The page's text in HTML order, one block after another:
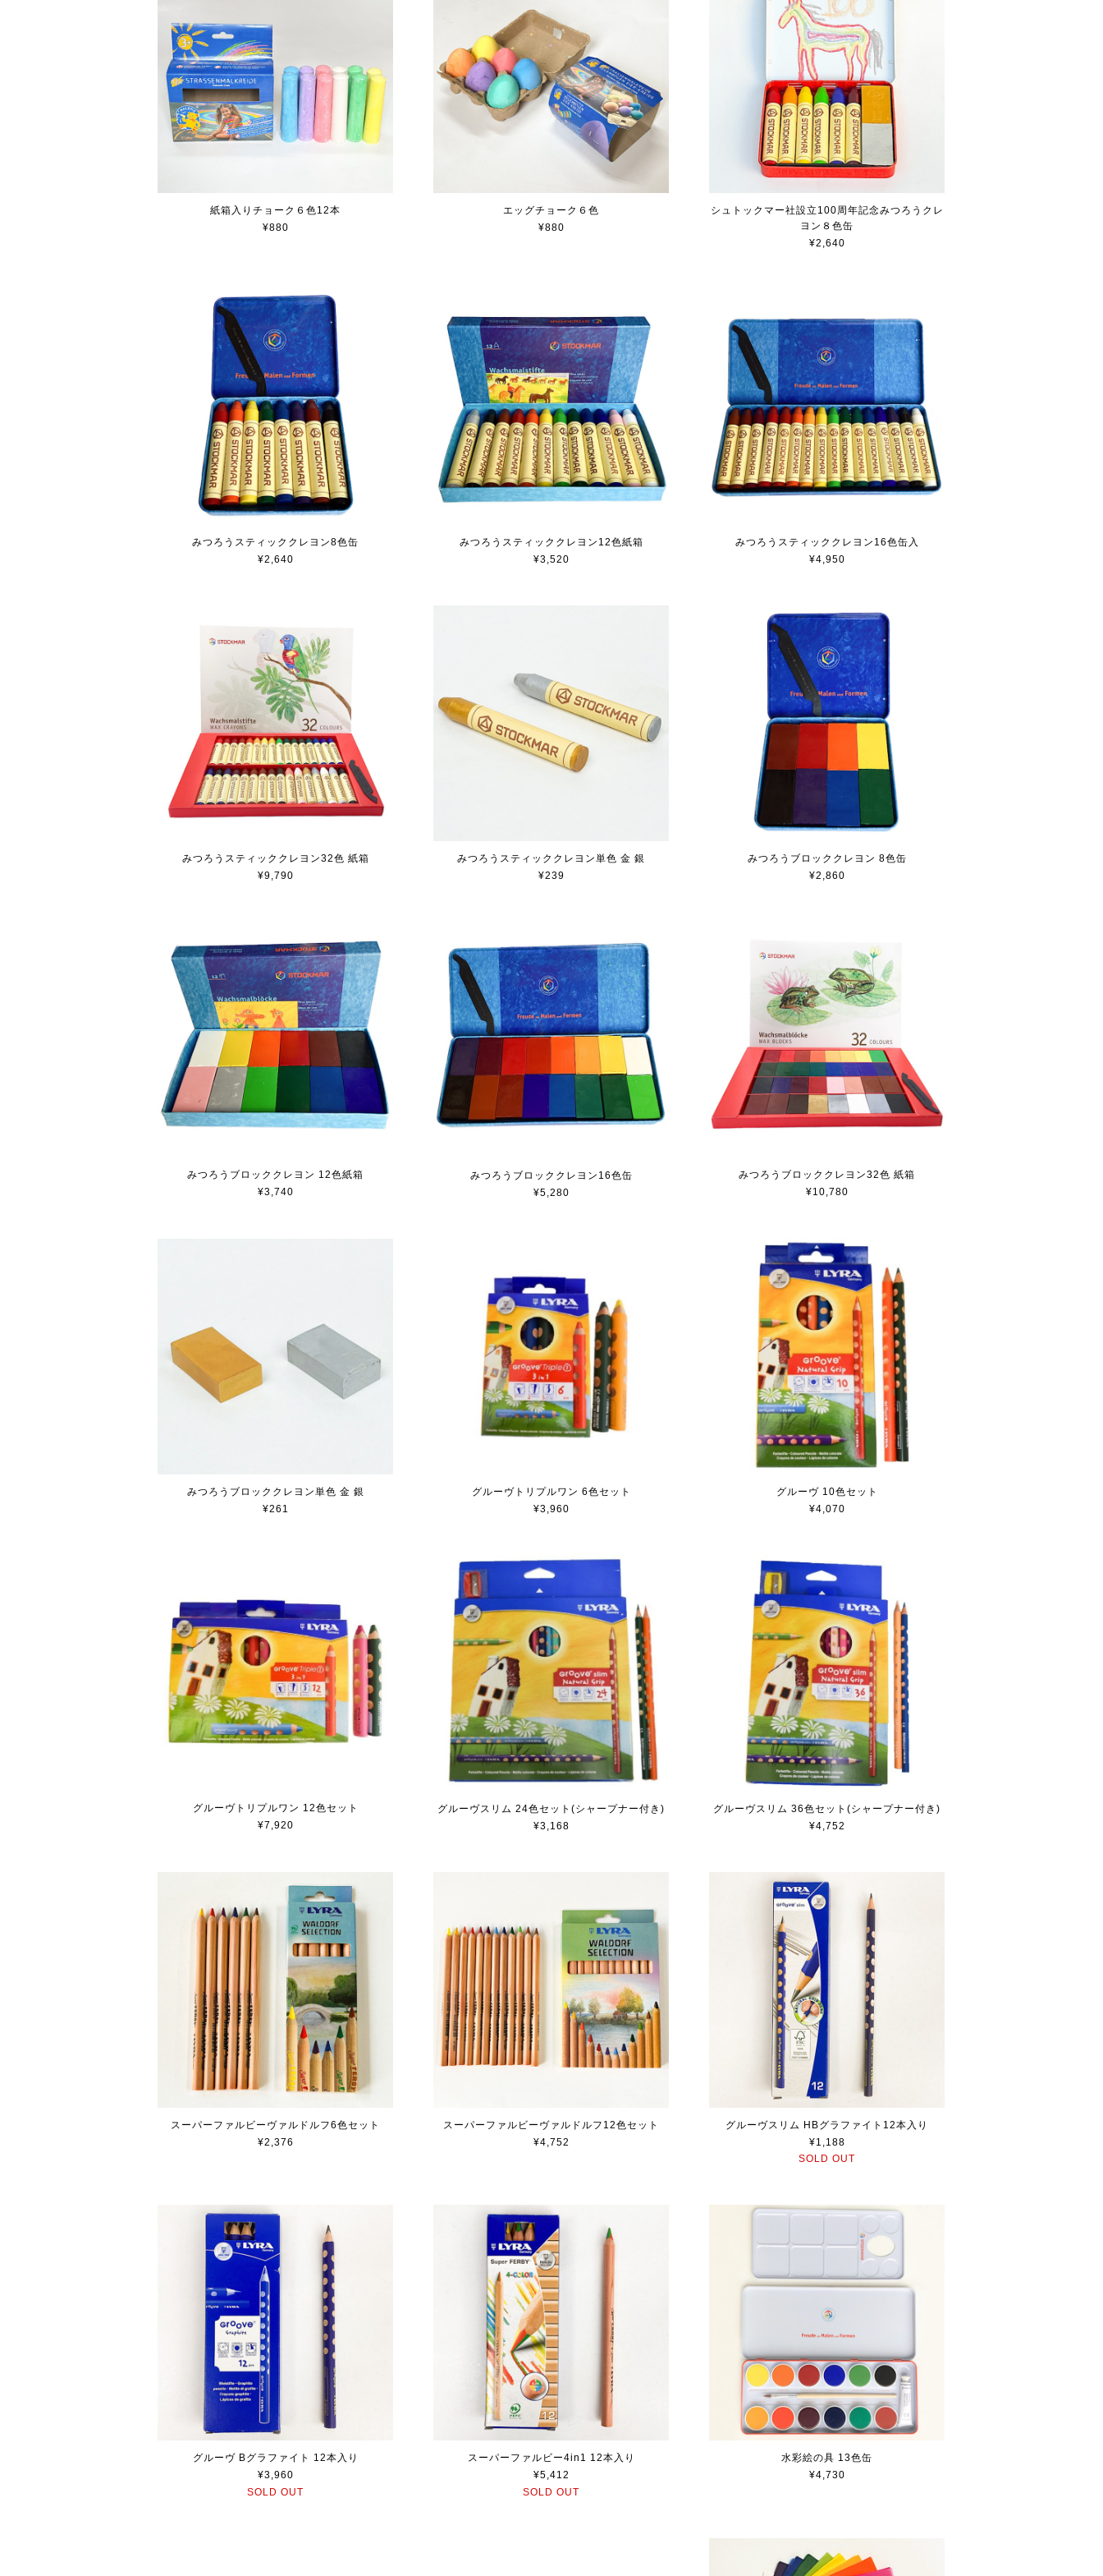
紙箱入りチョーク６色12本
¥880
エッグチョーク６色
¥880
シュトックマー社設立100周年記念みつろうクレ
ヨン８色缶
¥2,640
みつろうスティッククレヨン8色缶
¥2,640
みつろうスティッククレヨン12色紙箱
¥3,520
みつろうスティッククレヨン16色缶入
¥4,950
みつろうスティッククレヨン32色 紙箱
¥9,790
みつろうスティッククレヨン単色 金 銀
¥239
みつろうブロッククレヨン 8色缶
¥2,860
みつろうブロッククレヨン 12色紙箱
¥3,740
みつろうブロッククレヨン16色缶
¥5,280
みつろうブロッククレヨン32色 紙箱
¥10,780
みつろうブロッククレヨン単色 金 銀
¥261
グルーヴトリプルワン 6色セット
¥3,960
グルーヴ 10色セット
¥4,070
グルーヴトリプルワン 12色セット
¥7,920
グルーヴスリム 24色セット(シャープナー付き)
¥3,168
グルーヴスリム 36色セット(シャープナー付き)
¥4,752
スーパーファルビーヴァルドルフ6色セット
¥2,376
スーパーファルビーヴァルドルフ12色セット
¥4,752
グルーヴスリム HBグラファイト12本入り
¥1,188
SOLD OUT
グルーヴ Bグラファイト 12本入り
¥3,960
SOLD OUT
スーパーファルビー4in1 12本入り
¥5,412
SOLD OUT
水彩絵の具 13色缶
¥4,730